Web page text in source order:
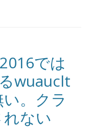
では
wuauclt
。クラ
ない